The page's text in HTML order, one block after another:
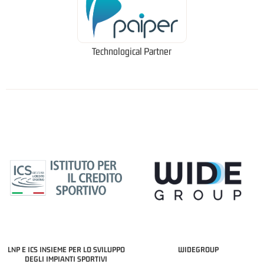
Technological Partner
LNP E ICS INSIEME PER LO SVILUPPO
DEGLI IMPIANTI SPORTIVI
WIDEGROUP